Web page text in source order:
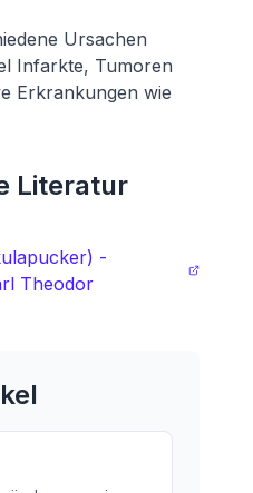
Ursachen
Infarkte, Tumoren
Erkrankungen wie
Literatur
-
Theodor